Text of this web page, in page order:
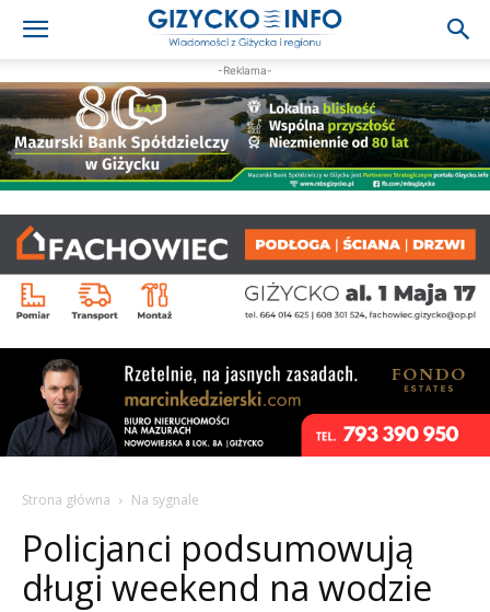
-Reklama-
Strona główna Na sygnale
Policjanci podsumowują
długi weekend na wodzie